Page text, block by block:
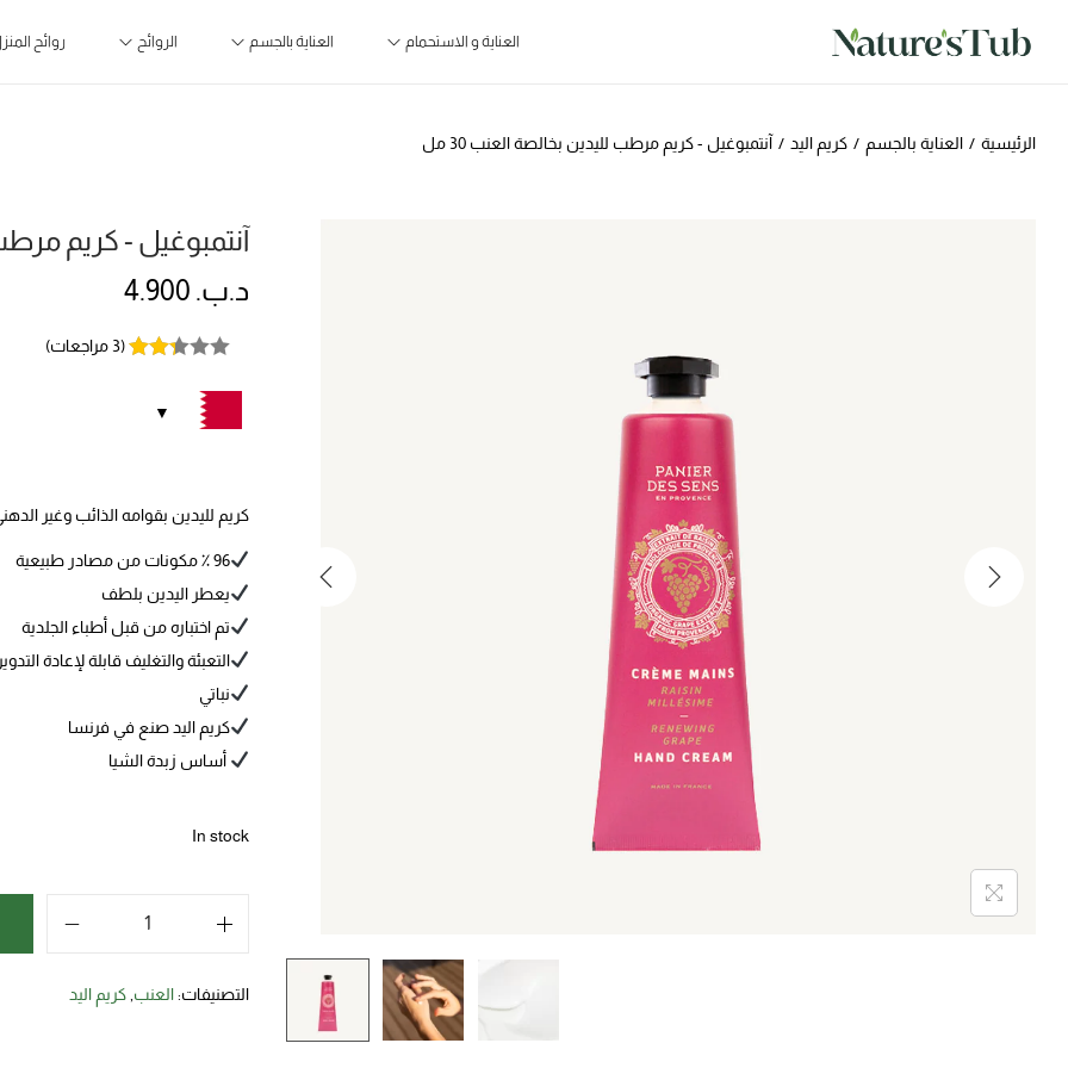
العناية و الاستحمام العناية بالجسم الروائح روائح
الرئيسية / العناية بالجسم / كريم اليد / آنتمبوغيل - كريم مرطب لليدين بخالصة العنب 30 مل
آنتمبوغيل - كريم مرطب
د.ب. 4.900
(
3 مراجعات)
كريم لليدين بقوامه الذائب وغير
96 ٪ مكونات من مصادر طبيعية
يعطر اليدين بلطف
تم اختباره من قبل أطباء الجلدية
التعبئة والتغليف قابلة لإعادة التدوير
نباتي
كريم اليد صنع في فرنسا
أساس زبدة الشيا
In stock
التصنيفات:العنب كريم اليد